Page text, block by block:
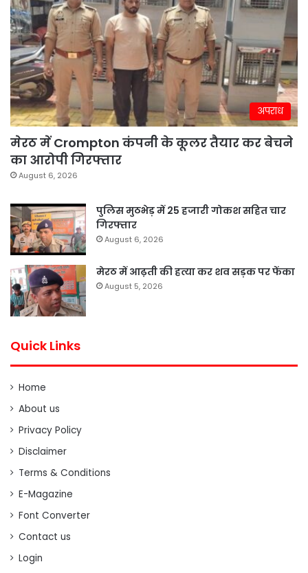
अपराध
मेरठ में Crompton कंपनी के कूलर तैयार कर बेचने
का आरोपी गिरफ्तार
August 6, 2026
पुलिस मुठभेड़ में 25 हजारी गोकश सहित चार
गिरफ्तार
August 6, 2026
मेरठ में आढ़ती की हत्या कर शव सड़क पर फेंका
August 5, 2026
Quick Links
Home
About us
Privacy Policy
Disclaimer
Terms & Conditions
E-Magazine
Font Converter
Contact us
Login